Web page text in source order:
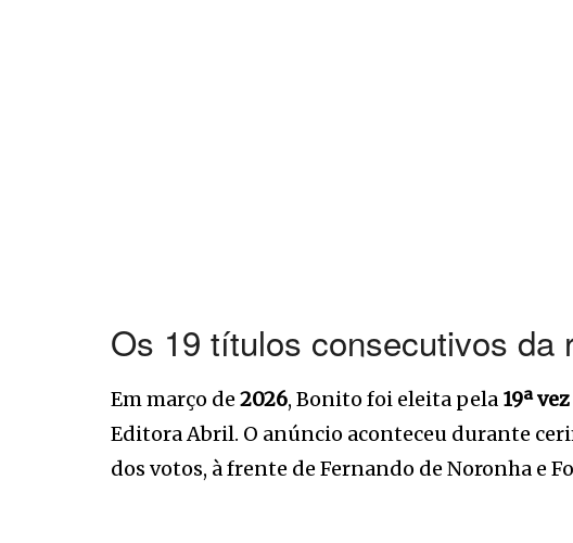
Os 19 títulos consecutivos da
Em março de 2026, Bonito foi eleita pela 19ª vez
Editora Abril. O anúncio aconteceu durante
dos votos, à frente de Fernando de Noronha e